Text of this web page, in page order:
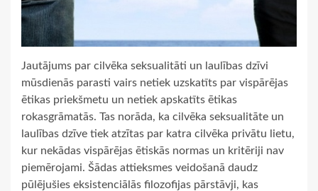
Jautājums par cilvēka seksualitāti un laulības dzīvi
mūsdienās parasti vairs netiek uzskatīts par vispārējas
ētikas priekšmetu un netiek apskatīts ētikas
rokasgrāmatās. Tas norāda, ka cilvēka seksualitāte un
laulības dzīve tiek atzītas par katra cilvēka privātu lietu,
kur nekādas vispārējas ētiskās normas un kritēriji nav
piemērojami. Šādas attieksmes veidošanā daudz
pūlējušies eksistenciālās filozofijas pārstāvji, kas